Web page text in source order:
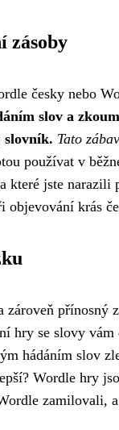
zásoby
česky nebo
slov a
slovník. Tato
používat v
které jste narazili
objevování krás
zároveň přínosný
hry se slovy
hádáním slov
Wordle hry
zamilovali,